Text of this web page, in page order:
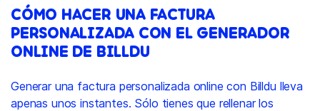
CÓMO HACER UNA FACTURA
PERSONALIZADA CON EL GENERADOR
ONLINE DE BILLDU
Generar una factura personalizada online con Billdu lleva
apenas unos instantes. Sólo tienes que rellenar los